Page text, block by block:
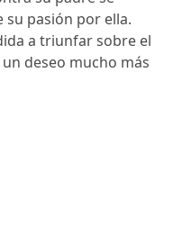
su pasión por ella.
a triunfar sobre el
deseo mucho más